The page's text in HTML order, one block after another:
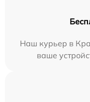
Наш курьер в
ваше